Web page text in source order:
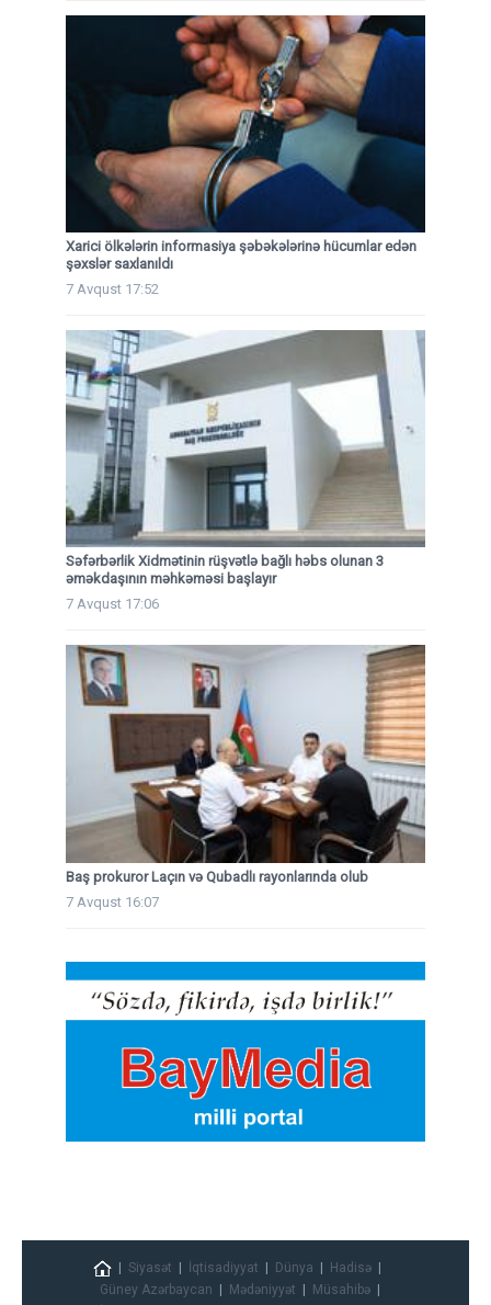
Xarici ölkələrin informasiya şəbəkələrinə hücumlar edən
şəxslər saxlanıldı
7 Avqust 17:52
Səfərbərlik Xidmətinin rüşvətlə bağlı həbs olunan 3
əməkdaşının məhkəməsi başlayır
7 Avqust 17:06
Baş prokuror Laçın və Qubadlı rayonlarında olub
7 Avqust 16:07
Siyasət İqtisadiyyat Dünya
Hadisə
Güney Azərbaycan
Mədəniyyət
Müsahibə